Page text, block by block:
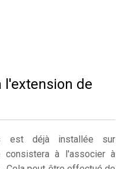
l'extension de
est déjà installée sur
consistera à l'associer à